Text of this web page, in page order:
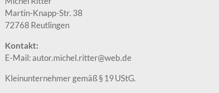
Martin-Knapp-Str. 38
72768 Reutlingen
Kontakt:
E-Mail: autor.michel.ritter@web.de
Kleinunternehmer gemäß § 19 UStG.